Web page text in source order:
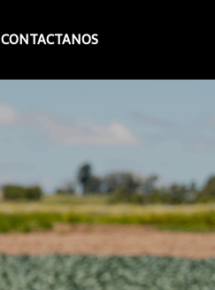
CONTACTANOS